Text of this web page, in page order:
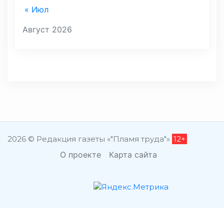
Август 2026
« Июл
2026 © Редакция газеты «"Пламя труда"» 12+
О проекте Карта сайта